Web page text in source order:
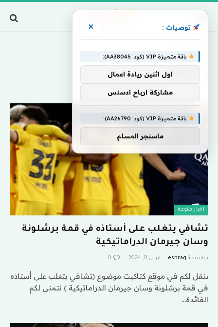
أستاذه
اخبار منوعة
تشافي يتغلب على أستاذه في قمة برشلونة
وسان جيرمان الدراماتيكية
بواسطة eshrag أبريل 11, 2024 0
ننقل لكم في موقع كتاكيت موضوع (تشافي يتغلب على أستاذه
في قمة برشلونة وسان جيرمان الدراماتيكية ) نتمنى لكم
الفائدة…
توصيات : ×
باقة متميزة VIP (كود: AA38045):
اول اثنين ريادة اعمال
مشاركة ارباح ادسنس
باقة متميزة VIP (كود: AA26790):
ماسنجر المسلم